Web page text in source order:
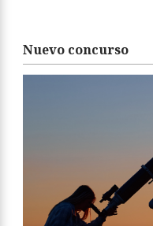
Nuevo concurso